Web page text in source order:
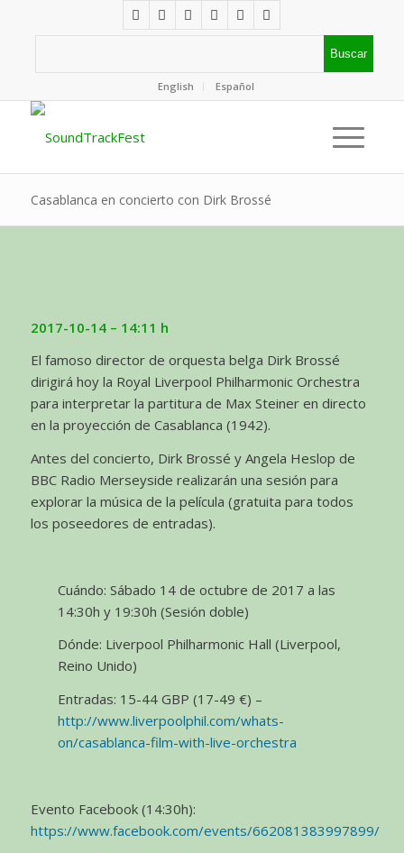
English Español
Casablanca en concierto con Dirk Brossé
2017-10-14 – 14:11 h
El famoso director de orquesta belga Dirk Brossé
dirigirá hoy la Royal Liverpool Philharmonic Orchestra
para interpretar la partitura de Max Steiner en directo
en la proyección de Casablanca (1942).
Antes del concierto, Dirk Brossé y Angela Heslop de
BBC Radio Merseyside realizarán una sesión para
explorar la música de la película (gratuita para todos
los poseedores de entradas).
Cuándo: Sábado 14 de octubre de 2017 a las
14:30h y 19:30h (Sesión doble)
Dónde: Liverpool Philharmonic Hall (Liverpool,
Reino Unido)
Entradas: 15-44 GBP (17-49 €) –
http://www.liverpoolphil.com/whats-
on/casablanca-film-with-live-orchestra
Evento Facebook (14:30h):
https://www.facebook.com/events/662081383997899/